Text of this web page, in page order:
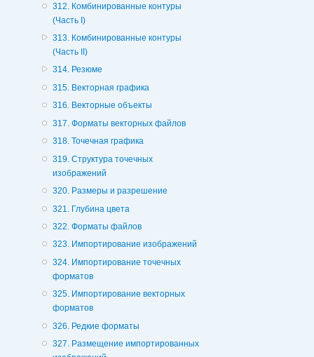
312. Комбинированные контуры
(Часть I)
313. Комбинированные контуры
(Часть II)
314. Резюме
315. Векторная графика
316. Векторные объекты
317. Форматы векторных файлов
318. Точечная графика
319. Структура точечных
изображений
320. Размеры и разрешение
321. Глубина цвета
322. Форматы файлов
323. Импортирование изображений
324. Импортирование точечных
форматов
325. Импортирование векторных
форматов
326. Редкие форматы
327. Размещение импортированных